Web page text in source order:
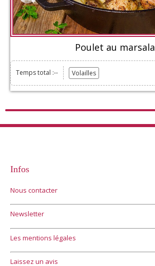
Poulet au marsala
Temps total :-- Volailles
Infos
Nous contacter
Newsletter
Les mentions légales
Laissez un avis